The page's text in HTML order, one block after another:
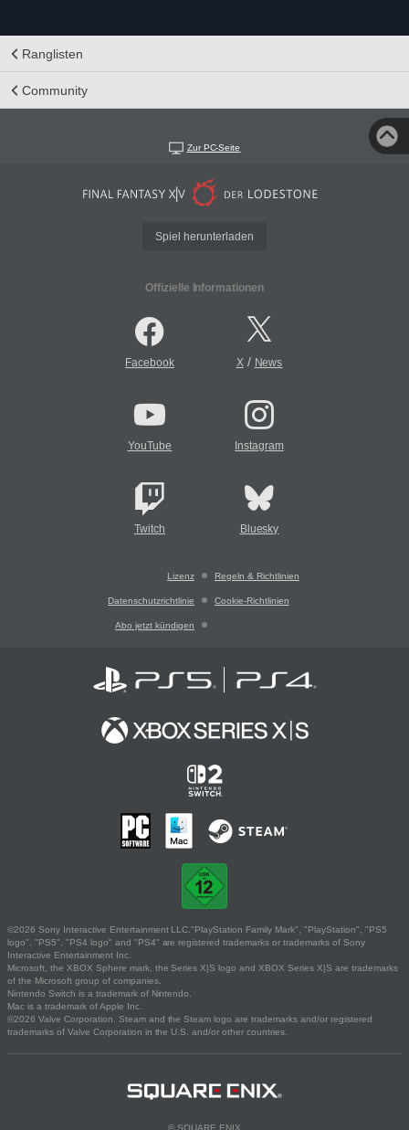
Ranglisten
Community
Zur PC-Seite
Spiel herunterladen
Offizielle Informationen
Facebook X/ News
YouTube Instagram
Twitch Bluesky
Lizenz Regeln & Richtlinien
Datenschutzrichtlinie Cookie-Richtlinien
Abo jetzt kündigen
©2026 Sony Interactive Entertainment LLC."PlayStation Family Mark", "PlayStation", "PS5
logo", "PS5", "PS4 logo" and "PS4" are registered trademarks or trademarks of Sony
Interactive Entertainment Inc.
Microsoft, the XBOX Sphere mark, the Series X|S logo and XBOX Series X|S are trademarks
of the Microsoft group of companies.
Nintendo Switch is a trademark of Nintendo.
Mac is a trademark of Apple Inc.
©2026 Valve Corporation. Steam and the Steam logo are trademarks and/or registered
trademarks of Valve Corporation in the U.S. and/or other countries.
© SQUARE ENIX